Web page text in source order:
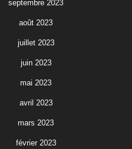
septembre 2023
août 2023
juillet 2023
juin 2023
mai 2023
avril 2023
mars 2023
février 2023